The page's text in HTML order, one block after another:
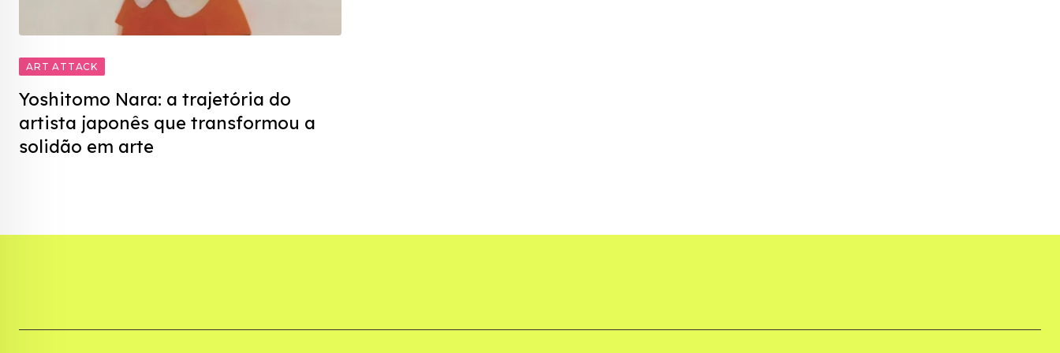
ART ATTACK
Yoshitomo Nara: a trajetória do
artista japonês que transformou a
solidão em arte